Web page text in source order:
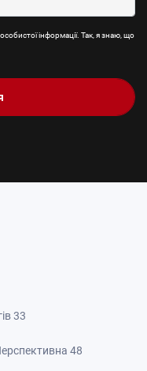
інформації. Так, я знаю, що
33
48